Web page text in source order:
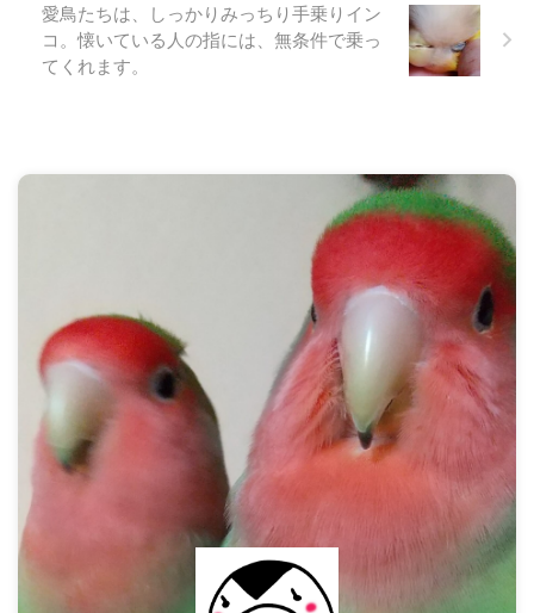
愛鳥たちは、しっかりみっちり手乗りイン
コ。懐いている人の指には、無条件で乗っ
てくれます。